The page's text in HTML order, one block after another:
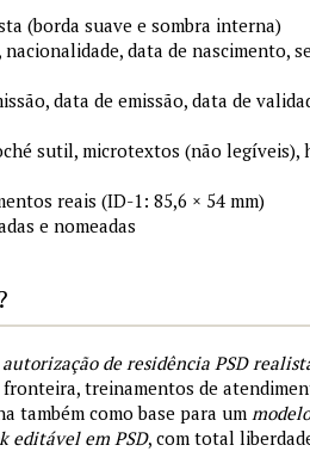
(borda suave e sombra interna)
data de nascimento,
data de emissão, data de
sutil, microtextos (não legíveis),
reais (ID-1: 85,6 × 54 mm)
e nomeadas
autorização de residência PSD
fronteira, treinamentos de
também como base para um
editável em PSD, com total